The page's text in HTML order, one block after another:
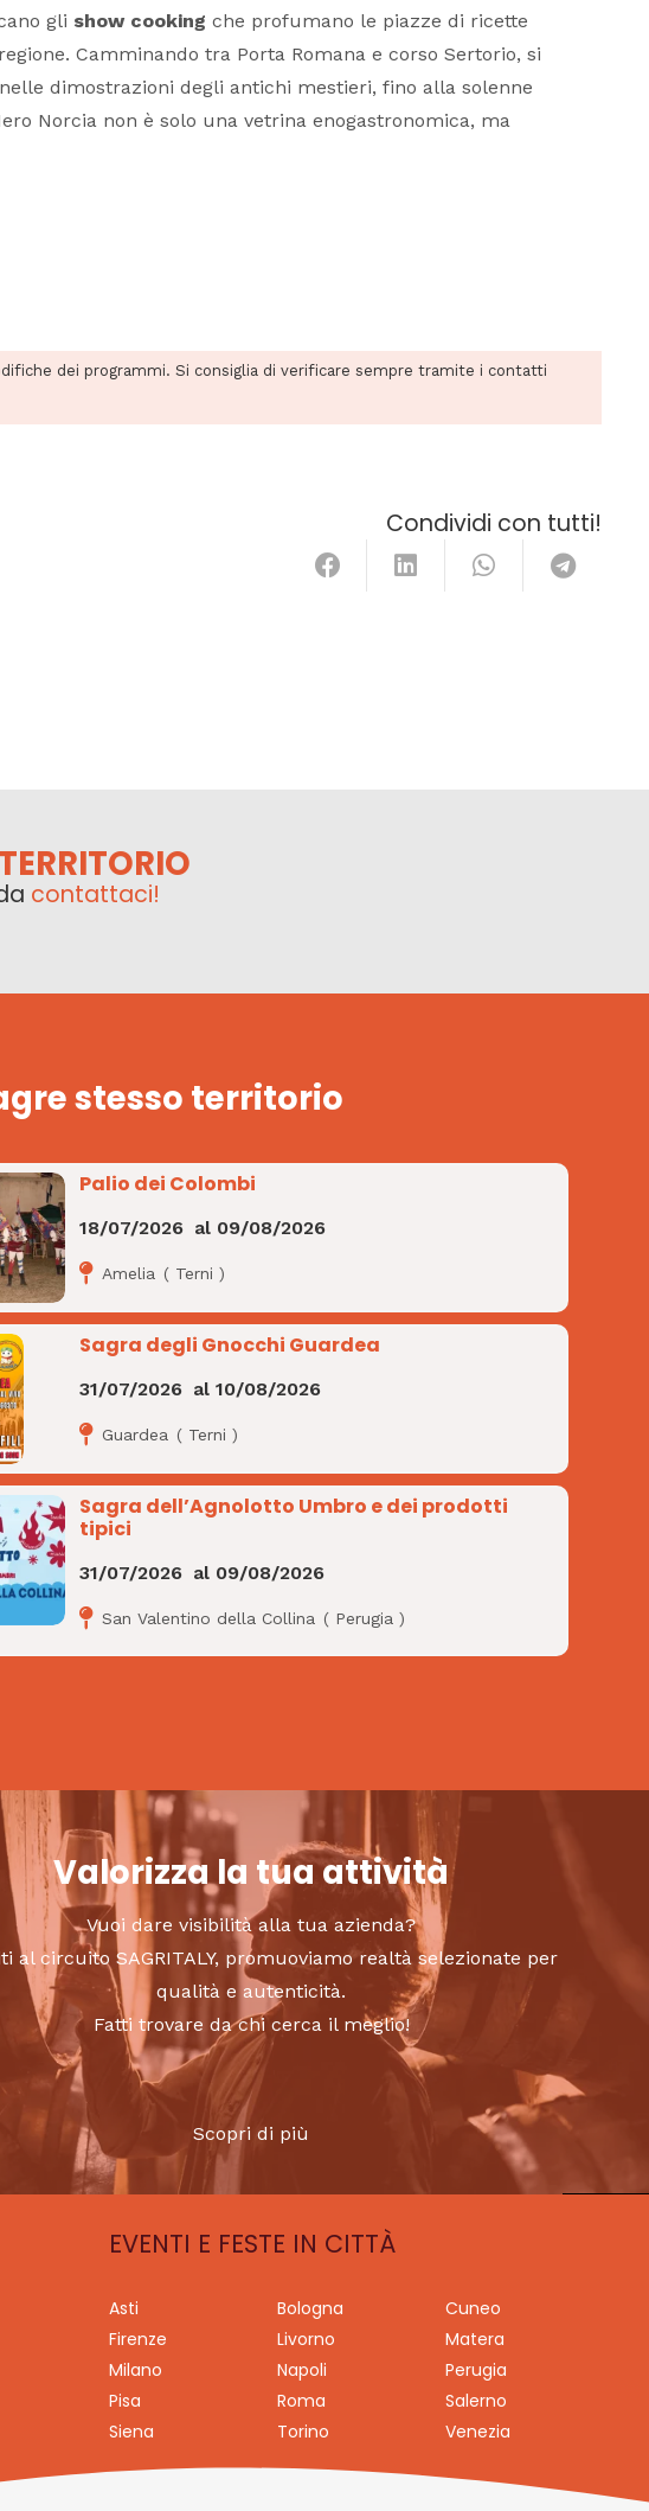
gli show cooking che profumano le piazze di ricette
Camminando tra Porta Romana e corso Sertorio, si
dimostrazioni degli antichi mestieri, fino alla solenne
Norcia non è solo una vetrina enogastronomica, ma
dei programmi. Si consiglia di verificare sempre tramite i contatti
Condividi con tutti!
contattaci!
stesso territorio
Palio dei Colombi
18/07/2026 al 09/08/2026
Amelia ( Terni )
Sagra degli Gnocchi Guardea
31/07/2026 al10/08/2026
Guardea ( Terni )
Sagra dell’Agnolotto Umbro e dei prodotti
tipici
31/07/2026 al 09/08/2026
San Valentino della Collina ( Perugia )
Valorizza la tua attività
Vuoi dare visibilità alla tua azienda?
al circuito SAGRITALY, promuoviamo realtà selezionate per
qualità e autenticità.
Fatti trovare da chi cerca il meglio!
Scopri di più
EVENTI E FESTE IN CITTÀ
Asti Bologna
Cuneo
Firenze
Livorno
Matera
Milano
Napoli
Perugia
Pisa
Roma
Salerno
Siena
Torino Venezia